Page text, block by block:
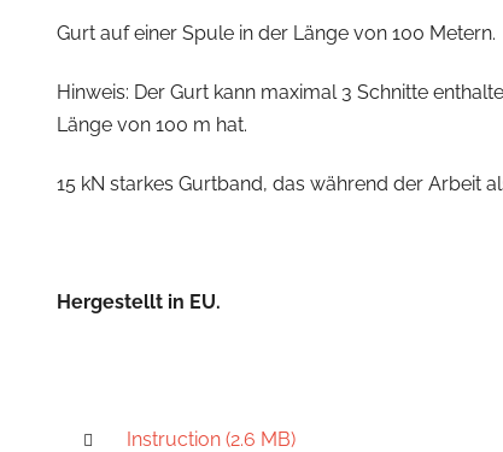
Gurt auf einer Spule in der Länge von 100 Metern.
Hinweis: Der Gurt kann maximal 3 Schnitte
Länge von 100 m hat.
15 kN starkes Gurtband, das während der Arbeit
Hergestellt in EU.
Instruction (2.6 MB)